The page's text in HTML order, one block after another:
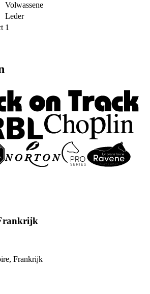
Volwassene
Leder
1
Frankrijk